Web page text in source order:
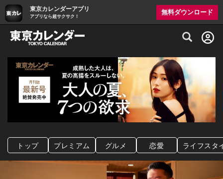
東京カレンダーアプリ
アプリなら超サクサク！
無料ダウンロード
グルメ情報・プレミアムレストラン予約
トップ プレミアム グルメ 恋愛 ライフスタ